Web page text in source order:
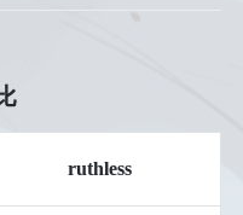
ruthless